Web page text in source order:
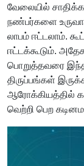
வேலையில் சாதிக்க
நண்பர்களை
லாபம் ஈட்டலாம்.
ஈட்டக்கூடும்.
பொறுத்தவரை
திருப்பங்கள்
ஆரோக்கியத்தில்
வெற்றி பெற